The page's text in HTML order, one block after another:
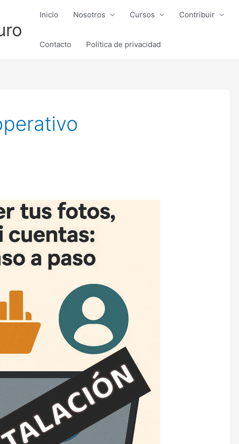
Inicio Nosotros Cursos Contribuir
Contacto Política de privacidad